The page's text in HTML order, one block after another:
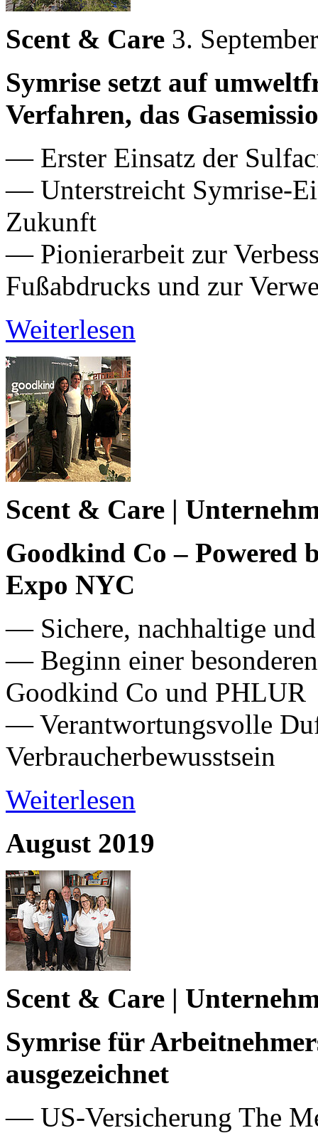
Scent & Care 3.
Symrise setzt auf
Verfahren, das
— Erster Einsatz der
— Unterstreicht Symrise-
Zukunft
— Pionierarbeit zur
Fußabdrucks und zur
Weiterlesen
Scent & Care |
Goodkind Co – Powered
Expo NYC
— Sichere, nachhaltige
— Beginn einer
Goodkind Co und PHLUR
— Verantwortungsvolle
Verbraucherbewusstsein
Weiterlesen
August 2019
Scent & Care |
Symrise für
ausgezeichnet
— US-Versicherung The